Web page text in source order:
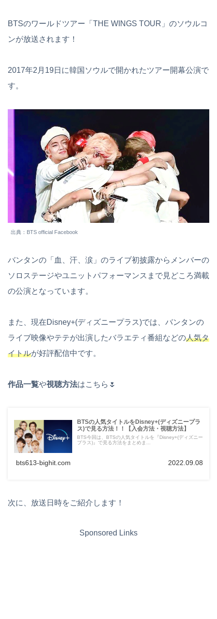
BTSのワールドツアー「THE WINGS TOUR」のソウルコ
ンが放送されます！
2017年2月19日に韓国ソウルで開かれたツアー開幕公演で
す。
出典：BTS official Facebook
バンタンの「血、汗、涙」のライブ初披露からメンバーの
ソロステージやユニットパフォーマンスまで見どころ満載
の公演となっています。
また、現在Disney+(ディズニープラス)では、バンタンの
ライブ映像やテテが出演したバラエティ番組などの人気タ
イトルが好評配信中です。
作品一覧や視聴方法はこちら🌷
BTSの人気タイトルをDisney+(ディズニープラ
ス)で見る方法！！【入会方法・視聴方法】
BTS今回は、BTSの人気タイトルを『Disney+(ディズニー
プラス)』で見る方法をまとめま...
bts613-bighit.com 2022.09.08
次に、放送日時をご紹介します！
Sponsored Links